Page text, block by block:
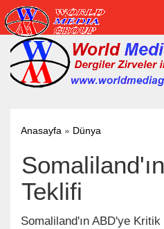
Anasayfa » Dünya
Teklifi
Somaliland'ın ABD'ye